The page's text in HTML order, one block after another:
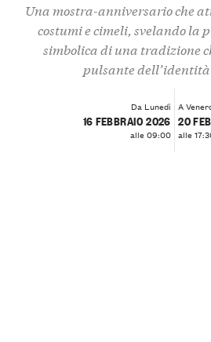
Una mostra-anniversario che
costumi e cimeli, svelando la
simbolica di una tradizione
pulsante
Da Lunedì
16 FEBBRAIO 2026
alle 09:00
A
20
alle